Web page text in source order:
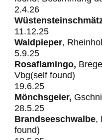
2.4.26
11.12.25
Waldpieper,
5.9.25
Rosaflamingo,
Vbg(self found)
19.6.25
Mönchsgeier,
28.5.25
Brandseeschwalbe,
found)